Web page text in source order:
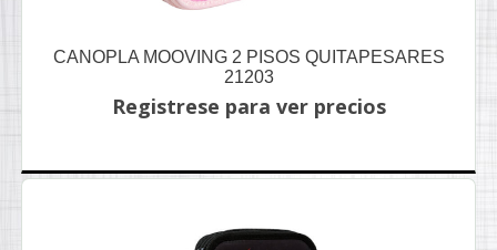
CANOPLA MOOVING 2 PISOS QUITAPESARES
21203
Registrese para ver precios